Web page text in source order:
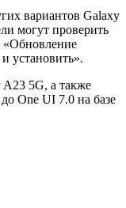
вариантов Galaxy
могут проверить
«Обновление
установить».
5G, а также
One UI 7.0 на базе